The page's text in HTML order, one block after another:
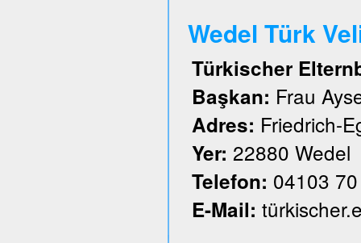
Wedel Türk
Türkischer
Başkan: Frau
Adres: Friedrich-
Yer: 22880 Wedel
Telefon: 04103
E-Mail: